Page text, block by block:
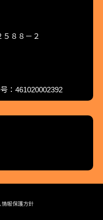
５８８－２
：461020002392
情報保護方針